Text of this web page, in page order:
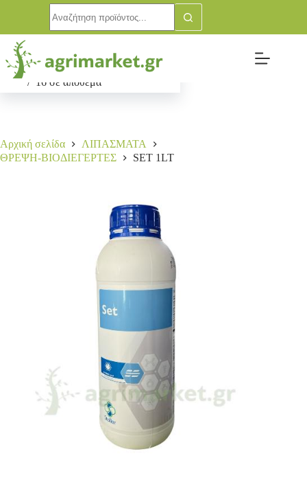
SET 1LT
15,00€
16 σε απόθεμα
Αγορά
Αρχική σελίδα
ΛΙΠΑΣΜΑΤΑ
ΘΡΕΨΗ-ΒΙΟΔΙΕΓΕΡΤΕΣ
SET 1LT